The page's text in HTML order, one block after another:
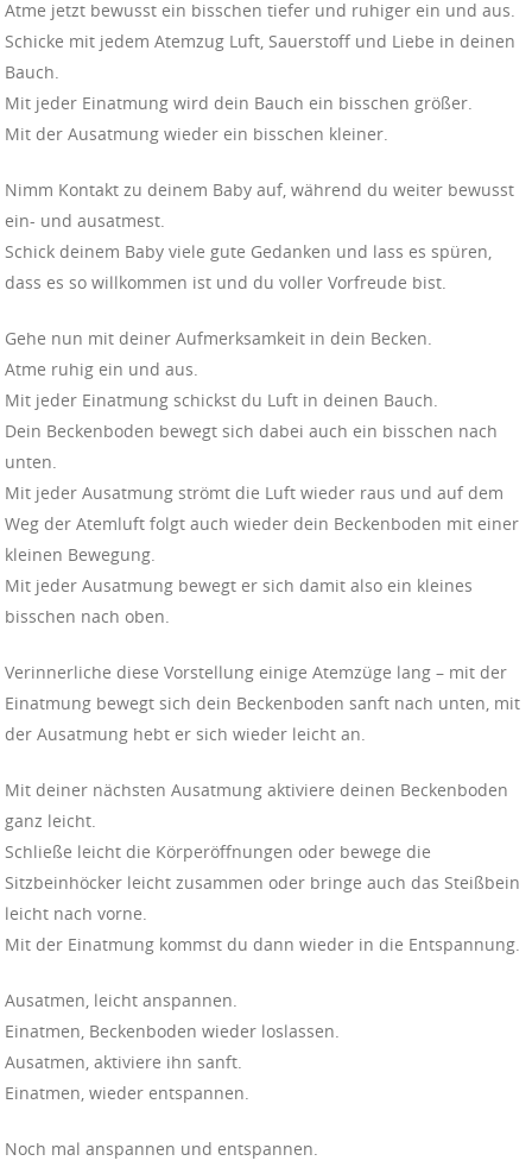
Atme jetzt bewusst ein bisschen tiefer und ruhiger ein und aus.
Schicke mit jedem Atemzug Luft, Sauerstoff und Liebe in deinen
Bauch.
Mit jeder Einatmung wird dein Bauch ein bisschen größer.
Mit der Ausatmung wieder ein bisschen kleiner.
Nimm Kontakt zu deinem Baby auf, während du weiter bewusst
ein- und ausatmest.
Schick deinem Baby viele gute Gedanken und lass es spüren,
dass es so willkommen ist und du voller Vorfreude bist.
Gehe nun mit deiner Aufmerksamkeit in dein Becken.
Atme ruhig ein und aus.
Mit jeder Einatmung schickst du Luft in deinen Bauch.
Dein Beckenboden bewegt sich dabei auch ein bisschen nach
unten.
Mit jeder Ausatmung strömt die Luft wieder raus und auf dem
Weg der Atemluft folgt auch wieder dein Beckenboden mit einer
kleinen Bewegung.
Mit jeder Ausatmung bewegt er sich damit also ein kleines
bisschen nach oben.
Verinnerliche diese Vorstellung einige Atemzüge lang – mit der
Einatmung bewegt sich dein Beckenboden sanft nach unten, mit
der Ausatmung hebt er sich wieder leicht an.
Mit deiner nächsten Ausatmung aktiviere deinen Beckenboden
ganz leicht.
Schließe leicht die Körperöffnungen oder bewege die
Sitzbeinhöcker leicht zusammen oder bringe auch das Steißbein
leicht nach vorne.
Mit der Einatmung kommst du dann wieder in die Entspannung.
Ausatmen, leicht anspannen.
Einatmen, Beckenboden wieder loslassen.
Ausatmen, aktiviere ihn sanft.
Einatmen, wieder entspannen.
Noch mal anspannen und entspannen.